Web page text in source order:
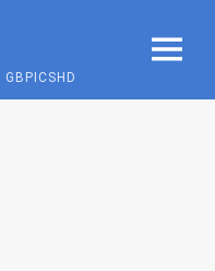
MENU